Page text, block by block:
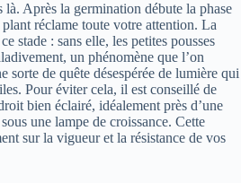
là. Après la germination débute la phase
réclame toute votre attention. La
stade : sans elle, les petites pousses
un phénomène que l’on
sorte de quête désespérée de lumière qui
Pour éviter cela, il est conseillé de
bien éclairé, idéalement près d’une
une lampe de croissance. Cette
sur la vigueur et la résistance de vos